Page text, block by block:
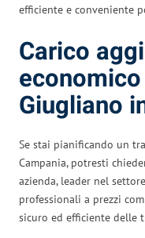
efficiente e conveniente
Carico
Giugliano
Se stai pianificando un
Campania, potresti
azienda, leader nel
professionali a prezzi
sicuro ed efficiente delle